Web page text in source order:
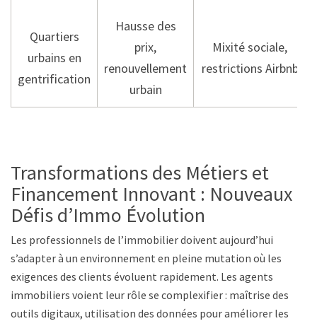
Quartiers
urbains en
gentrification
Hausse des
prix,
renouvellement
urbain
Mixité sociale,
restrictions Airbnb
Transformations des Métiers et
Financement Innovant : Nouveaux
Défis d’Immo Évolution
Les professionnels de l’immobilier doivent aujourd’hui
s’adapter à un environnement en pleine mutation où les
exigences des clients évoluent rapidement. Les agents
immobiliers voient leur rôle se complexifier : maîtrise des
outils digitaux, utilisation des données pour améliorer les